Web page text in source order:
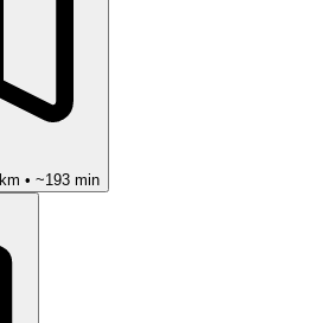
km • ~193 min